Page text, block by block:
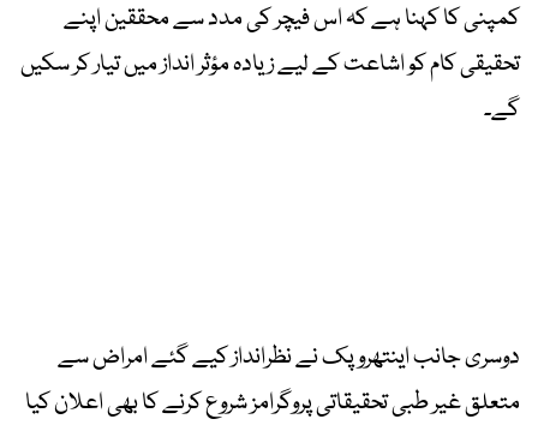
کمپنی کا کہنا ہے کہ اس فیچر کی مدد سے محققین اپنے
تحقیقی کام کو اشاعت کے لیے زیادہ مؤثر انداز میں تیار کر سکیں
گے۔
دوسری جانب اینتھروپک نے نظرانداز کیے گئے امراض سے
متعلق غیر طبی تحقیقاتی پروگرامز شروع کرنے کا بھی اعلان کیا